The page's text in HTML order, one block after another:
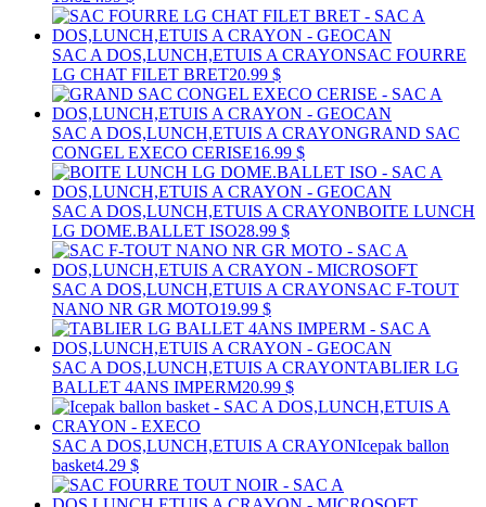
SAC A DOS,LUNCH,ETUIS A CRAYONSAC FOURRE
LG CHAT FILET BRET20.99 $
SAC A DOS,LUNCH,ETUIS A CRAYONGRAND SAC
CONGEL EXECO CERISE16.99 $
SAC A DOS,LUNCH,ETUIS A CRAYONBOITE LUNCH
LG DOME.BALLET ISO28.99 $
SAC A DOS,LUNCH,ETUIS A CRAYONSAC F-TOUT
NANO NR GR MOTO19.99 $
SAC A DOS,LUNCH,ETUIS A CRAYONTABLIER LG
BALLET 4ANS IMPERM20.99 $
SAC A DOS,LUNCH,ETUIS A CRAYONIcepak ballon
basket4.29 $